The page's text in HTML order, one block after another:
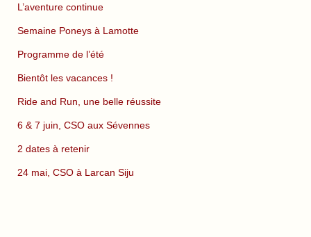
L’aventure continue
Semaine Poneys à Lamotte
Programme de l’été
Bientôt les vacances !
Ride and Run, une belle réussite
6 & 7 juin, CSO aux Sévennes
2 dates à retenir
24 mai, CSO à Larcan Siju